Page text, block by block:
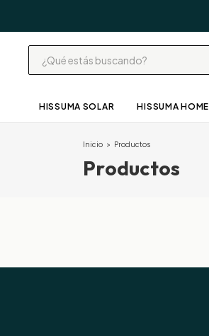
HISSUMA SOLAR HISSUMA HOME
Inicio > Productos
Productos